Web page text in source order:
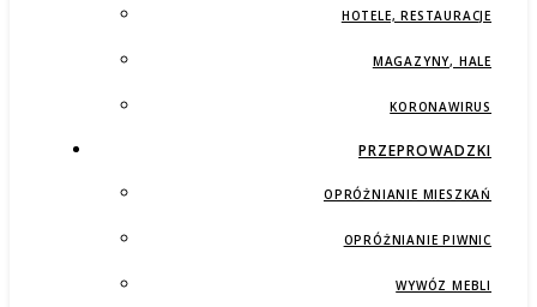
HOTELE, RESTAURACJE
MAGAZYNY, HALE
KORONAWIRUS
PRZEPROWADZKI
OPRÓŻNIANIE MIESZKAŃ
OPRÓŻNIANIE PIWNIC
WYWÓZ MEBLI